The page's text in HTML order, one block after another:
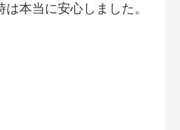
本当に安心しました。